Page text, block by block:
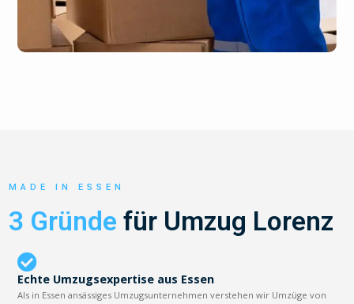
MADE IN ESSEN
3 Gründe für Umzug Lorenz
Echte Umzugsexpertise aus Essen
Als in Essen ansässiges Umzugsunternehmen verstehen wir Umzüge von